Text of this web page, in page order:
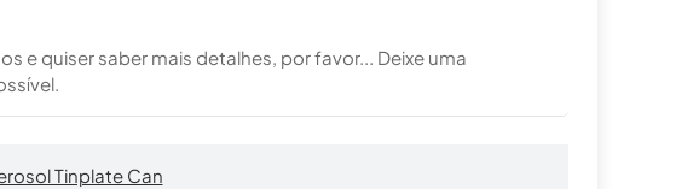
e quiser saber mais detalhes, por favor... Deixe uma
Tinplate Can